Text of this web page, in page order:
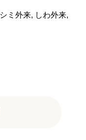
シミ外来, しわ外来,